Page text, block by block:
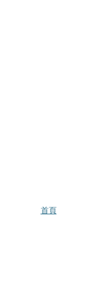
首頁